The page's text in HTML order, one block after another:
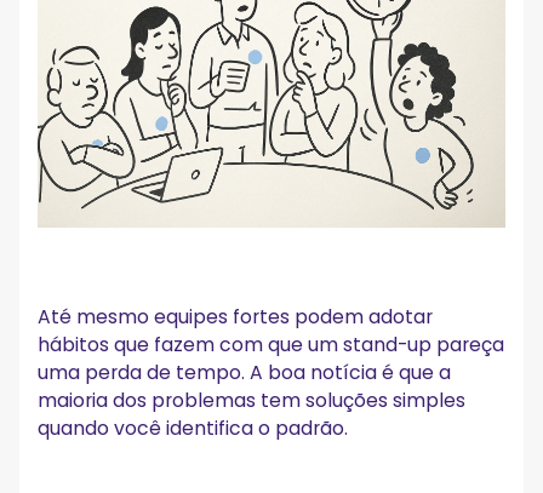
Até mesmo equipes fortes podem adotar
hábitos que fazem com que um stand-up pareça
uma perda de tempo. A boa notícia é que a
maioria dos problemas tem soluções simples
quando você identifica o padrão.